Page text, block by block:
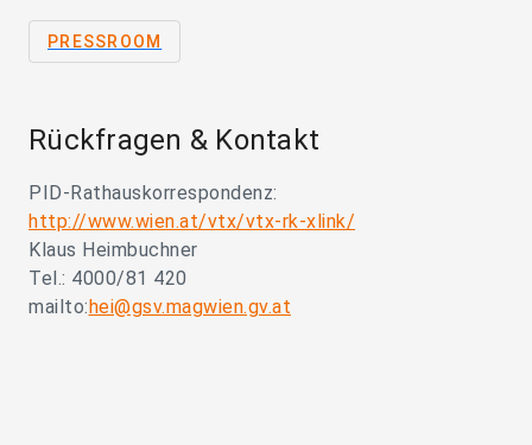
PRESSROOM
Rückfragen & Kontakt
PID-Rathauskorrespondenz:
http://www.wien.at/vtx/vtx-rk-xlink/
Klaus Heimbuchner
Tel.: 4000/81 420
mailto: hei@gsv.magwien.gv.at